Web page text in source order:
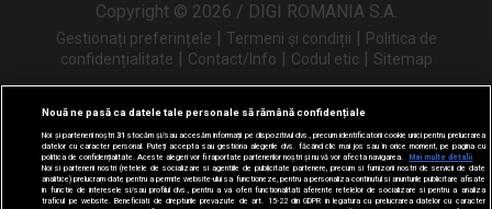
Copyright © 2026 / DIGI ROMANIA S.A.
Gestionați preferințele | Termeni și condiții | Politica de
confidențialitate | Contact/Info | Codul etic | Sitemap
Urmărește-ne și pe
Nouă ne pasă ca datele tale personale să rămână confidențiale
Noi și partenerii noștri31 stocăm și/sau accesăm informații pe dispozitivul dvs., precum identificatorii cookie unici pentru prelucrarea
datelor cu caracter personal. Puteți accepta sau gestiona alegerile dvs. făcând clic mai jos sau în orice moment, pe pagina cu
politica de confidențialitate. Aceste alegeri vor fi raportate partenerilor noștri și nu vă vor afecta navigarea.
Mai multe detalii
Noi si partenerii nostri (retelele de socializare si agentiile de publicitate partenere, precum si furnizorii nostri de servicii de date
analitice) prelucram date pentru a permite website-ului sa functioneze, pentru a personaliza continutul si anunturile publicitare afisate
in functie de interesele si/sau profilul dvs., pentru a va oferi functionalitati aferente retelelor de socializare si pentru a analiza
traficul pe website. Beneficiati de drepturile prevazute de art. 15-22 din GDPR in legatura cu prelucrarea datelor cu caracter